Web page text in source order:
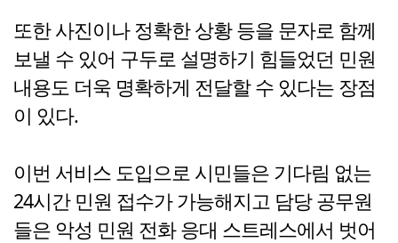
또한 사진이나 정확한 상황 등을 문자로 함께
보낼 수 있어 구두로 설명하기 힘들었던 민원
내용도 더욱 명확하게 전달할 수 있다는 장점
이 있다.
이번 서비스 도입으로 시민들은 기다림 없는
24시간 민원 접수가 가능해지고 담당 공무원
들은 악성 민원 전화 응대 스트레스에서 벗어